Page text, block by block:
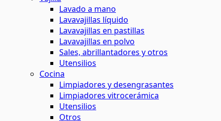
Lavado a mano
Lavavajillas líquido
Lavavajillas en pastillas
Lavavajillas en polvo
Sales, abrillantadores y otros
Utensilios
Cocina
Limpiadores y desengrasantes
Limpiadores vitrocerámica
Utensilios
Otros